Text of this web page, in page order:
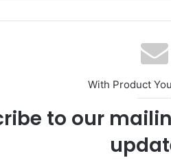
With Product
to our